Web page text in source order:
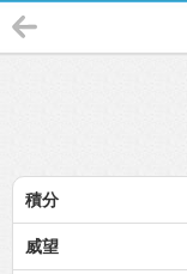
積分
威望